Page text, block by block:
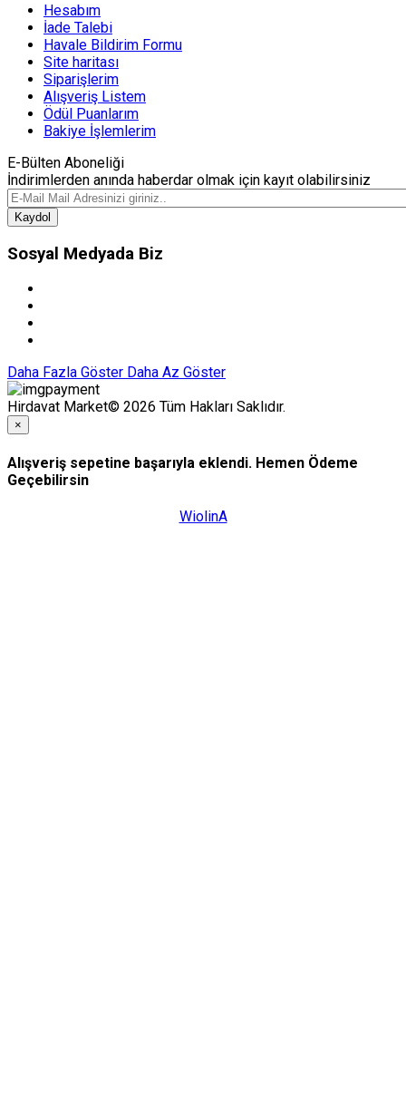
Hesabım
İade Talebi
Havale Bildirim Formu
Site haritası
Siparişlerim
Alışveriş Listem
Ödül Puanlarım
Bakiye İşlemlerim
E-Bülten Aboneliği
İndirimlerden anında haberdar olmak için kayıt olabilirsiniz
Kaydol
Sosyal Medyada Biz
Daha Fazla Göster Daha Az Göster
Hirdavat Market© 2026 Tüm Hakları Saklıdır.
×
Alışveriş sepetine başarıyla eklendi. Hemen Ödeme
Geçebilirsin
WiolinA